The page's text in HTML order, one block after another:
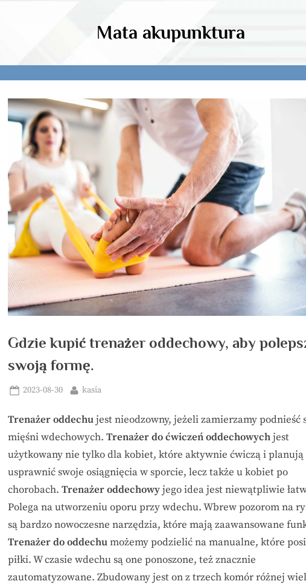
Mata akupunktura
Gdzie kupić trenażer oddechowy, aby
swoją formę.
Posted
2023-08-30 By
kasia
Trenażer oddechujest nieodzowny, jeżeli zamierzamy podnieść
mięśni wdechowych. Trenażer do ćwiczeń oddechowychjest
użytkowany nie tylko dla kobiet, które aktywnie ćwiczą i planują
usprawnić swoje osiągnięcia w sporcie, lecz także u kobiet po
chorobach. Trenażer oddechowyjego idea jest niewątpliwie
Polega na utworzeniu oporu przy wdechu. Wbrew pozorom na
są bardzo nowoczesne narzędzia, które mają zaawansowane
Trenażer do oddechumożemy podzielić na manualne, które
piłki. W czasie wdechu są one ponoszone, też znacznie
zautomatyzowane. Zbudowany jest on z trzech komór różnej